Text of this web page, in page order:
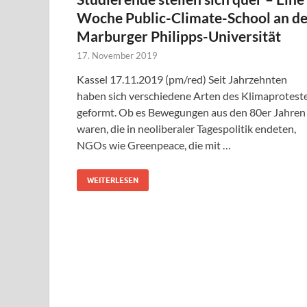
Woche Public-Climate-School an
Marburger Philipps-Universität
17. November 2019
Kassel 17.11.2019 (pm/red) Seit Jahrzehnten
haben sich verschiedene Arten des
geformt. Ob es Bewegungen aus den 80er Jahren
waren, die in neoliberaler Tagespolitik endeten,
NGOs wie Greenpeace, die mit …
WEITERLESEN